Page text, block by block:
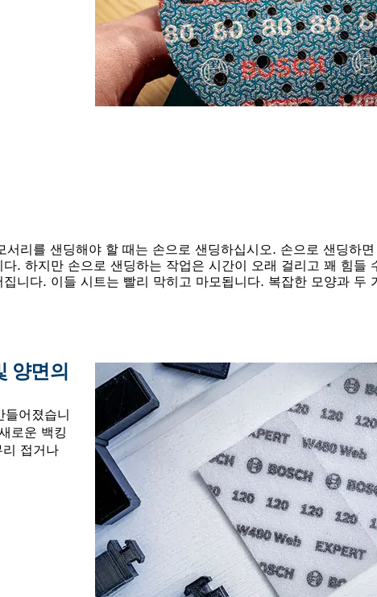
리를 샌딩해야 할 때는 손으로 샌딩하십시오. 손으로 샌딩하
. 하지만 손으로 샌딩하는 작업은 시간이 오래 걸리고 꽤 힘들
니다. 이들 시트는 빨리 막히고 마모됩니다. 복잡한 모양과 두
양면의
어졌습니
로운 백킹
접거나